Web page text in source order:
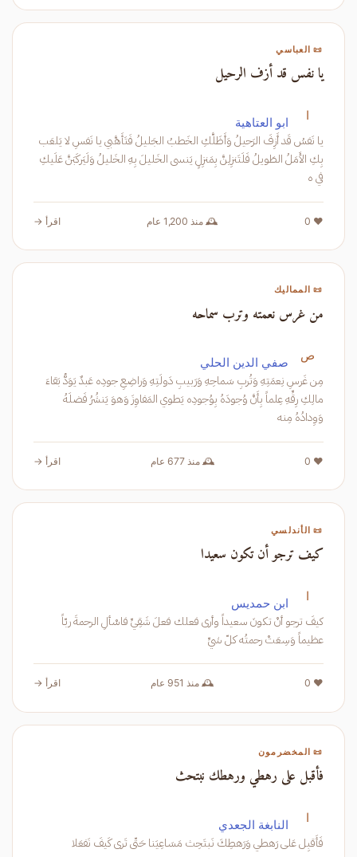
📜 العباسي
يا نفس قد أزف الرحيل
ا ابو العتاهية
يا نَفسُ قَد أَزِفَ الرَحيلُ وَأَظَلَّكِ الخَطبُ الجَليلُ فَتَأَهَّبي يا نَفسِ لا يَلعَب
بِكِ الأَمَلُ الطَويلُ فَلَتَنزِلِنَّ بِمَنزِلٍ يَنسى الخَليلَ بِهِ الخَليلُ وَلَيَركَبَنَّ عَلَيكِ
في ه
❤️ 0 🕰️ منذ 1,200 عام اقرأ →
📜 المماليك
من غرس نعمته وترب سماحه
ص صفي الدين الحلي
مِن غَرسِ نِعمَتِهِ وَتُربِ سَماحِهِ وَرَبيبِ دَولَتِهِ وَراضِعِ جودِه عَبدٌ يَوَدُّ بَقاءَ
مالِكِ رِقِّهِ عِلماً بِأَنَّ وُجودَهُ بِوُجودِه يَطوي المَفاوِزَ وَهوَ يَنشُرُ فَضلَهُ
وَوِدادُهُ مِنه
❤️ 0 🕰️ منذ 677 عام اقرأ →
📜 الأندلسي
كيف ترجو أن تكون سعيدا
ا ابن حمديس
كيفَ ترجو أنْ تكونَ سعيداً وأرى فعلك فعلَ شَقِيِّ فاسْألِ الرحمةَ ربّاً
عظيماً وَسِعَتْ رحمتُه كلّ شيِّ
❤️ 0 🕰️ منذ 951 عام اقرأ →
📜 المخضرمون
فأقبل على رهطي ورهطك نبتحث
ا النابغة الجعدي
فَأَقبِل عَلى رَهطي وَرَهطِكَ نَبتَحِث مَسَاعِيَنا حَتّى تَرى كَيفَ نَفعَلا